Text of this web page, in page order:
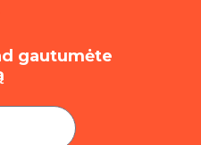
gautumėte